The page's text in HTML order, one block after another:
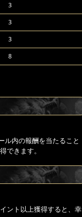
3
3
3
8
ル内の報酬を当たること
できます。
ント以上獲得すると、幸